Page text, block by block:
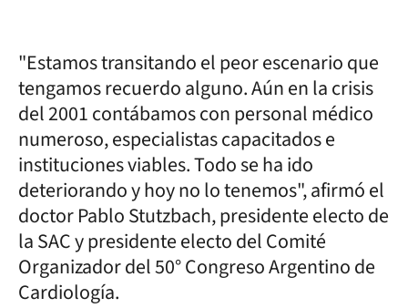
"Estamos transitando el peor escenario que
tengamos recuerdo alguno. Aún en la crisis
del 2001 contábamos con personal médico
numeroso, especialistas capacitados e
instituciones viables. Todo se ha ido
deteriorando y hoy no lo tenemos", afirmó el
doctor Pablo Stutzbach, presidente electo de
la SAC y presidente electo del Comité
Organizador del 50° Congreso Argentino de
Cardiología.